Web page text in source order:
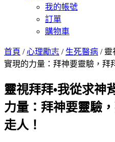
我的帳號
訂單
購物車
首頁 /心理勵志 / 生死醫病 / 靈
實現的力量：拜神要靈驗，拜
靈視拜拜•我從求神
力量：拜神要靈驗
走人！